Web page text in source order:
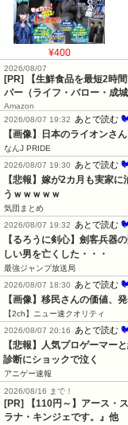
¥400
2026/08/07
[PR] 【生鮮食品を最短2時
パー（ライフ・バロー・成城
Amazon
2026/08/07 19:32
あとで読む
【画像】日本のライオンさ
なんJ PRIDE
2026/08/07 19:30
あとで読む
【悲報】嫁が2カ月も実家
うｗｗｗｗｗ
気団まとめ
2026/08/07 19:32
あとで読む
【るろうに剣心】劍客兵器
しい男を亡くした・・・
最強ジャンプ放送局
2026/08/07 18:30
あとで読む
【画像】移民さんの価値、
【2ch】ニュー速クオリティ
2026/08/07 20:16
あとで読む
【悲報】人気プロゲーマー
診断にショックで泣く
アニゲー速報
2026/08/16 まで！
[PR] 【110円～】アース・
ラナ・キンジェです。』他